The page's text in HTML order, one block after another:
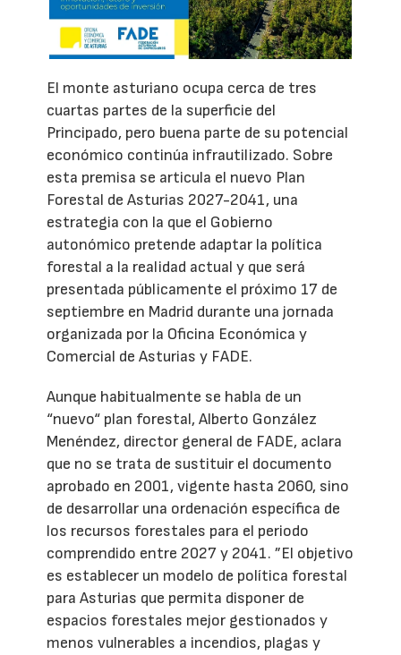
El monte asturiano ocupa cerca de tres
cuartas partes de la superficie del
Principado, pero buena parte de su potencial
económico continúa infrautilizado. Sobre
esta premisa se articula el nuevo Plan
Forestal de Asturias 2027-2041, una
estrategia con la que el Gobierno
autonómico pretende adaptar la política
forestal a la realidad actual y que será
presentada públicamente el próximo 17 de
septiembre en Madrid durante una jornada
organizada por la Oficina Económica y
Comercial de Asturias y FADE.
Aunque habitualmente se habla de un
“nuevo“ plan forestal, Alberto González
Menéndez, director general de FADE, aclara
que no se trata de sustituir el documento
aprobado en 2001, vigente hasta 2060, sino
de desarrollar una ordenación específica de
los recursos forestales para el periodo
comprendido entre 2027 y 2041. ”El objetivo
es establecer un modelo de política forestal
para Asturias que permita disponer de
espacios forestales mejor gestionados y
menos vulnerables a incendios, plagas y